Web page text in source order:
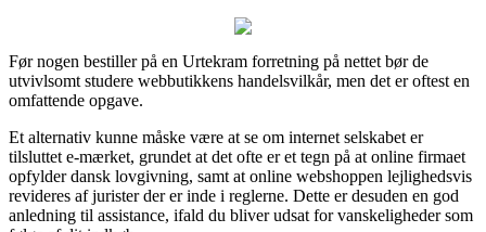
Før nogen bestiller på en Urtekram forretning på nettet bør de
utvivlsomt studere webbutikkens handelsvilkår, men det er oftest en
omfattende opgave.
Et alternativ kunne måske være at se om internet selskabet er
tilsluttet e-mærket, grundet at det ofte er et tegn på at online firmaet
opfylder dansk lovgivning, samt at online webshoppen lejlighedsvis
revideres af jurister der er inde i reglerne. Dette er desuden en god
anledning til assistance, ifald du bliver udsat for vanskeligheder som